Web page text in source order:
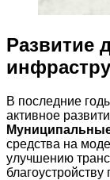
Развитие
В последние
активное
средства на
улучшению
благоустройству